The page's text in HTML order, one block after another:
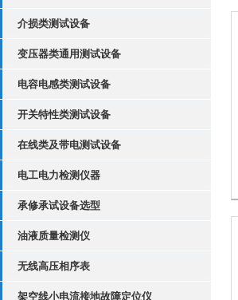
介损类测试设备
变压器类通用测试设备
电容电感类测试设备
开关特性类测试设备
在线类及带电测试设备
电工电力检测仪器
承修承试设备选型
油液质量检测仪
无线高压相序表
架空线小电流接地故障定位仪